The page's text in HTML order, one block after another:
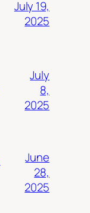
July 19,
2025
July
8,
2025
June
28,
2025